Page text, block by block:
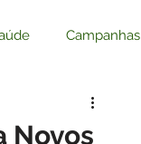
Campanhas
Cultura e Esporte
Novos